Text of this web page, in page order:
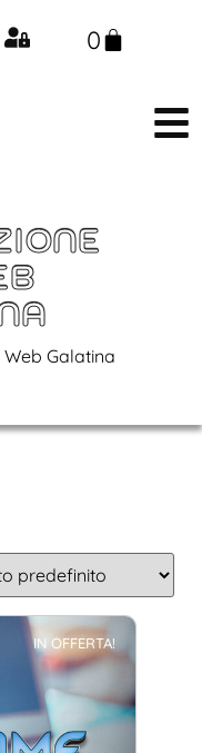
0
Web Galatina
IN OFFERTA!